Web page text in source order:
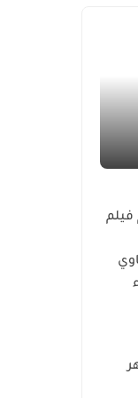
فيلم